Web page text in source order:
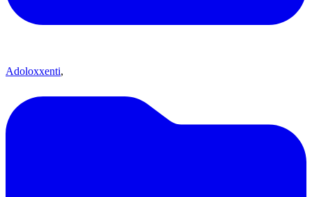
Adoloxxenti,